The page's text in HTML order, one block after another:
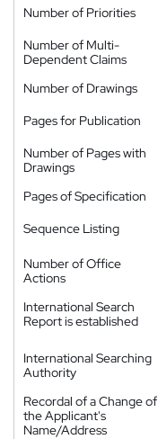
Number of Priorities
Number of Multi-
Dependent Claims
Number of Drawings
Pages for Publication
Number of Pages with
Drawings
Pages of Specification
Sequence Listing
Number of Office
Actions
International Search
Report is established
International Searching
Authority
Recordal of a Change of
the Applicant's
Name/Address